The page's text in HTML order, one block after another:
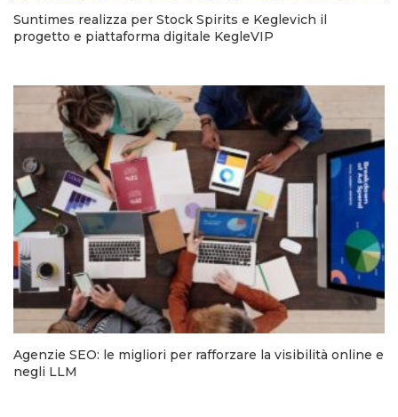
Suntimes realizza per Stock Spirits e Keglevich il
progetto e piattaforma digitale KegleVIP
Agenzie SEO: le migliori per rafforzare la visibilità online e
negli LLM